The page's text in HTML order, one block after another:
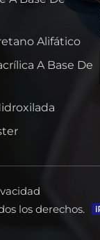
Alifático
A Base De
los derechos.